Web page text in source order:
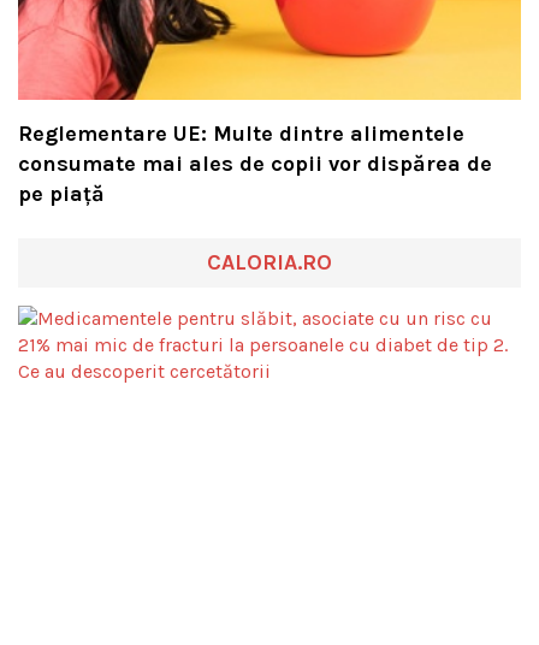
Reglementare UE: Multe dintre alimentele
consumate mai ales de copii vor dispărea de
pe piață
CALORIA.RO